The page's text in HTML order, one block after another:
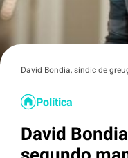
David Bondia, síndic de
Política
David